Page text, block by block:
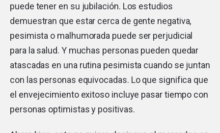
puede tener en su jubilación. Los estudios
demuestran que estar cerca de gente negativa,
pesimista o malhumorada puede ser perjudicial
para la salud. Y muchas personas pueden quedar
atascadas en una rutina pesimista cuando se juntan
con las personas equivocadas. Lo que significa que
el envejecimiento exitoso incluye pasar tiempo con
personas optimistas y positivas.